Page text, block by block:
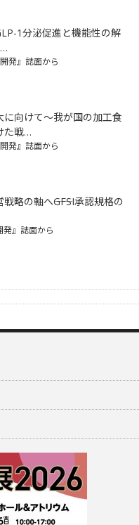
1分泌促進と機能性の解
開発』誌面から
に向けて～我が国の加工食
た戦…
開発』誌面から
略の軸へ――GFSI承認規格の
発』誌面から